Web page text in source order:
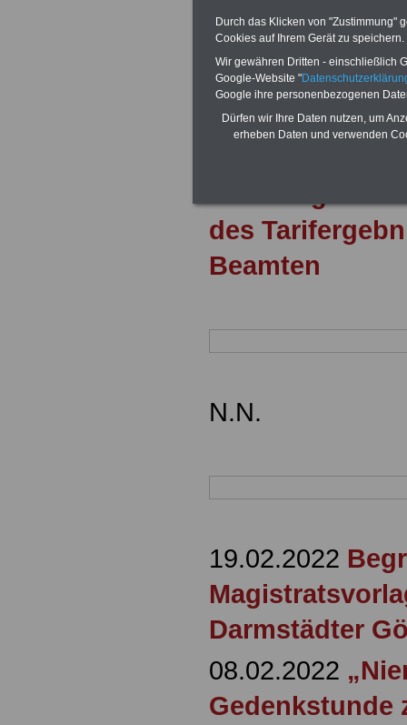
und tarifunion
des
Beamten
N.N.
19.02.2022
Darmstädter
08.02.2022
Gedenkstunde
Durch das Klicken von "Zustimmung"
Cookies auf Ihrem Gerät zu speichern.
Wir gewähren Dritten - einschließlich
Google-Website "
Google ihre personenbezogenen
Dürfen wir Ihre Daten nutzen, um
erheben Daten und verwenden